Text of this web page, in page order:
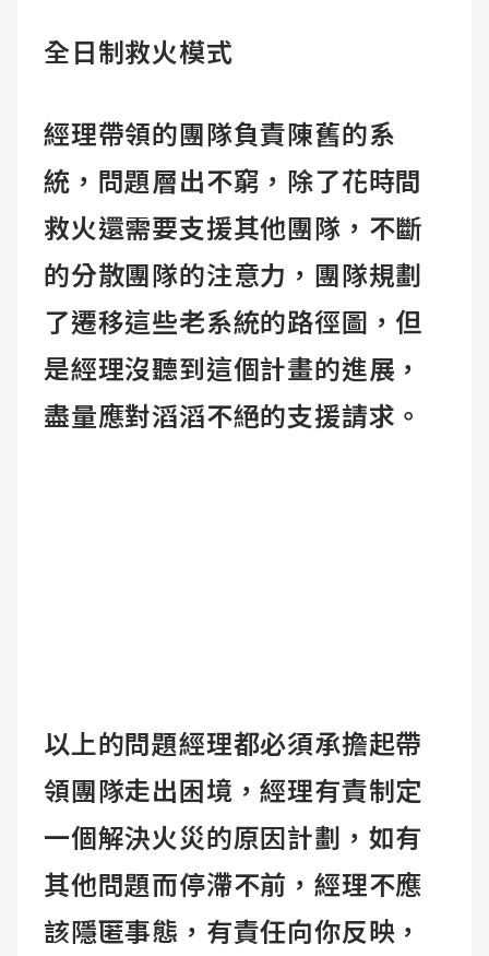
全日制救火模式
經理帶領的團隊負責陳舊的系
統，問題層出不窮，除了花時間
救火還需要支援其他團隊，不斷
的分散團隊的注意力，團隊規劃
了遷移這些老系統的路徑圖，但
是經理沒聽到這個計畫的進展，
盡量應對滔滔不絕的支援請求。
以上的問題經理都必須承擔起帶
領團隊走出困境，經理有責制定
一個解決火災的原因計劃，如有
其他問題而停滯不前，經理不應
該隱匿事態，有責任向你反映，